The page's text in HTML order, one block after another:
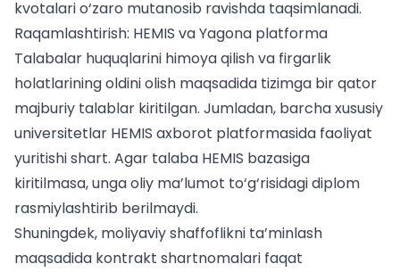
kvotalari o‘zaro mutanosib ravishda taqsimlanadi.
Raqamlashtirish: HEMIS va Yagona platforma
Talabalar huquqlarini himoya qilish va firgarlik
holatlarining oldini olish maqsadida tizimga bir qator
majburiy talablar kiritilgan. Jumladan, barcha xususiy
universitetlar HEMIS axborot platformasida faoliyat
yuritishi shart. Agar talaba HEMIS bazasiga
kiritilmasa, unga oliy ma’lumot to‘g‘risidagi diplom
rasmiylashtirib berilmaydi.
Shuningdek, moliyaviy shaffoflikni ta’minlash
maqsadida kontrakt shartnomalari faqat